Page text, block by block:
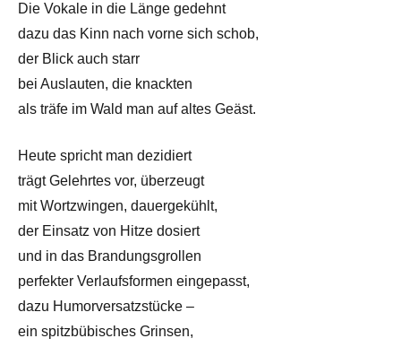
Die Vokale in die Länge gedehnt
dazu das Kinn nach vorne sich schob,
der Blick auch starr
bei Auslauten, die knackten
als träfe im Wald man auf altes Geäst.
Heute spricht man dezidiert
trägt Gelehrtes vor, überzeugt
mit Wortzwingen, dauergekühlt,
der Einsatz von Hitze dosiert
und in das Brandungsgrollen
perfekter Verlaufsformen eingepasst,
dazu Humorversatzstücke –
ein spitzbübisches Grinsen,